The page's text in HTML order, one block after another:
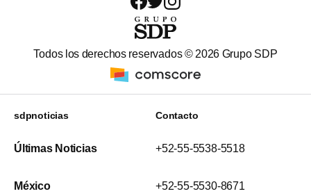
Todos los derechos reservados © 2026 Grupo SDP
sdpnoticias
Últimas Noticias
México
Contacto
+52-55-5538-5518
+52-55-5530-8671